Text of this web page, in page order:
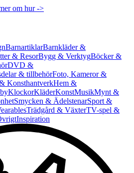
om hur ->
BarnartiklarBarnkläder &
& ResorBygg & VerktygBöcker &
DVD &
& tillbehörFoto, Kameror &
KonsthantverkHem &
KlockorKläderKonstMusikMynt &
Smycken & ÄdelstenarSport &
Trädgård & VäxterTV-spel &
Inspiration